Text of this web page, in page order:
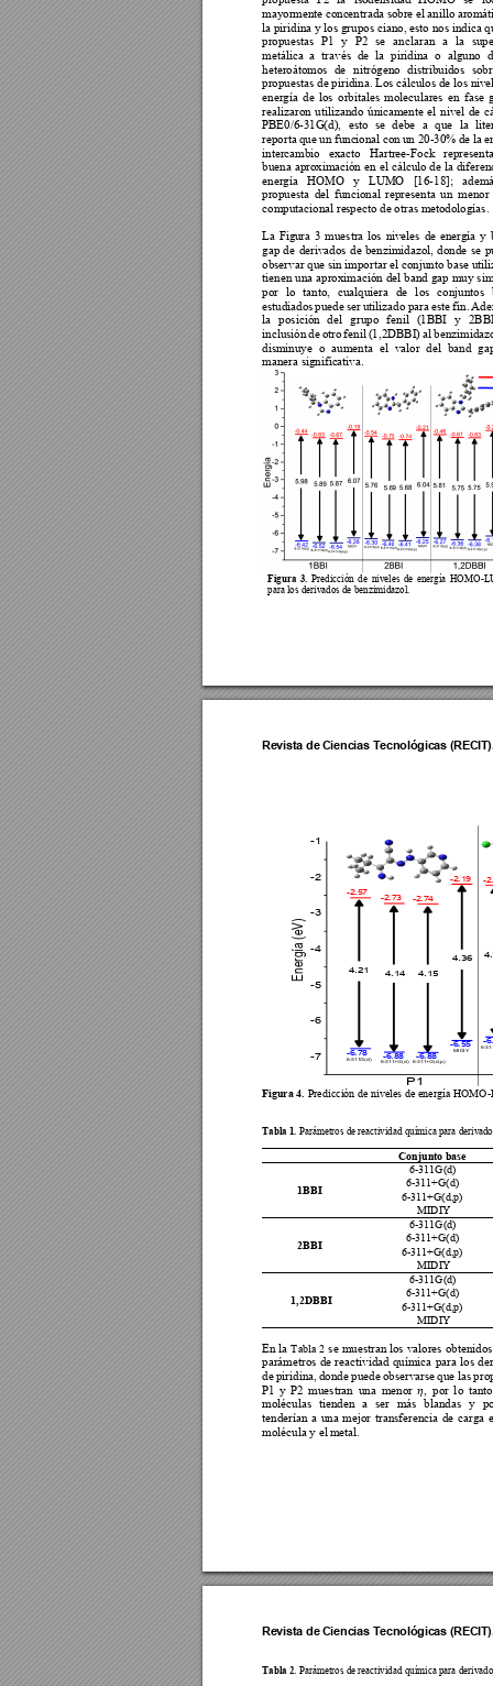
mayormente concentrada sobre el anillo arom
la piridina y los grupos ciano, esto nos indica
propuestas P1 y P2 se anclaran a la
metálica a través de la piridina o alguno
heteroátomos de nitrógeno distribuidos
propuestas de piridina. Los cálculos de los niv
energía de los orbitales moleculares en fase
realizaron utilizando únicamente el nivel de
PBE0/6-31G(d), esto se debe a que la
reporta que un funcional con un 20-30% de la
intercambio exacto Hartree-Fock r
buena aproximación en el cálculo de la
energía HOMO y LUMO [16-18];
propuesta del funcional representa un menor
computacional respecto de otras m
La Figura 3 muestra los niveles de energía y
gap de derivados de benzimidazol, donde se
observar que sin importar el conjunto base
tienen una aproximación del band gap muy
por lo tanto, cualquiera de los conjuntos
estudiados puede ser utilizado para este fin.
la posición del grupo fenil (1BBI y
inclusión de otro fenil (1,2DBBI) al
disminuye o aumenta el valor del band
manera significativa.
Figura 3. Predicción de niveles de energía HOMO-
para los derivados de benzimidazol.
Revista de Ciencias Tecnológicas (RECI
Figura 4. Predicción de niveles de energía HOMO-
Tabla 1 Parámetros de reactividad química para deriva
Conjunto base
1BBI
6-311G(d)
6-311+G(d)
6-311+G(d,p)
MIDIY
2BBI
6-311G(d)
6-311+G(d)
6-311+G(d,p)
MIDIY
1,2DBBI
6-311G(d)
6-311+G(d)
6-311+G(d,p)
MIDIY
En la Tabla 2 se muestran los valores
parámetros de reactividad química para los
de piridina, donde puede observarse que las
P1 y P2 muestran una menor 𝜂 por lo
moléculas tienden a ser más blandas y
tenderían a una mejor transferencia de carga
molécula y el metal.
-7
-6
-5
-4
-3
-2
-1
P1
MIDIY
6-311+G(d,p)
6-311+G(d)
6-311G(d)
-
-6.55
-6.88
-6.88
-
-2.19
-2.73 -2.74
-6.78
-2.57
Energía (eV) 4.15
4.21
4.36
6-
4.14
Revista de Ciencias Tecnológicas (RECI
Tabla 2. Parámetros de reactividad química para